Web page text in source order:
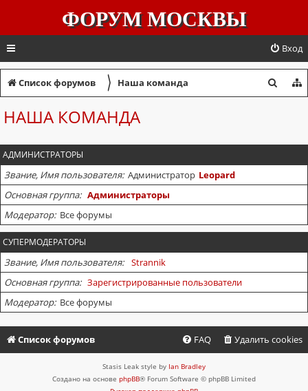
ФОРУМ МОСКВЫ
Вход
Список форумов 〉 Наша команда
с
НАША КОМАНДА
АДМИНИСТРАТОРЫ
Звание, Имя пользователя Администратор Leopard
Основная группа
Администраторы
Модератор Все форумы
СУПЕРМОДЕРАТОРЫ
Звание, Имя пользователя
Strannik
Основная группа
Зарегистрированные пользователи
Модератор Все форумы
Список форумов Удалить cookies
FAQ
Stasis Leak style by Ian Bradley
Создано на основе phpBB® Forum Software © phpBB Limited